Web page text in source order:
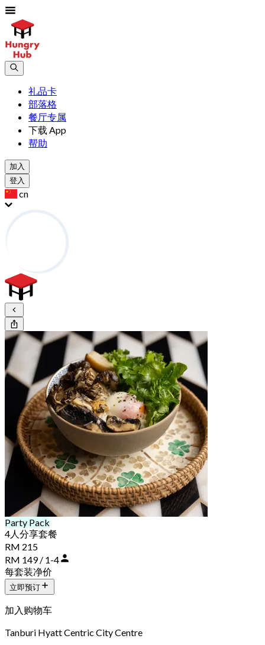
礼品卡
部落格
餐厅专属
下载 App
帮助
加入
登入
cn
Party Pack
4人分享套餐
RM 215
RM 149 / 1-4
每套装净价
立即预订
加入购物车
Tanburi Hyatt Centric City Centre